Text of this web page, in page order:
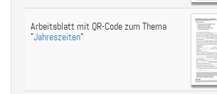
Arbeitsblatt mit QR-Code zum Thema
"Jahreszeiten"